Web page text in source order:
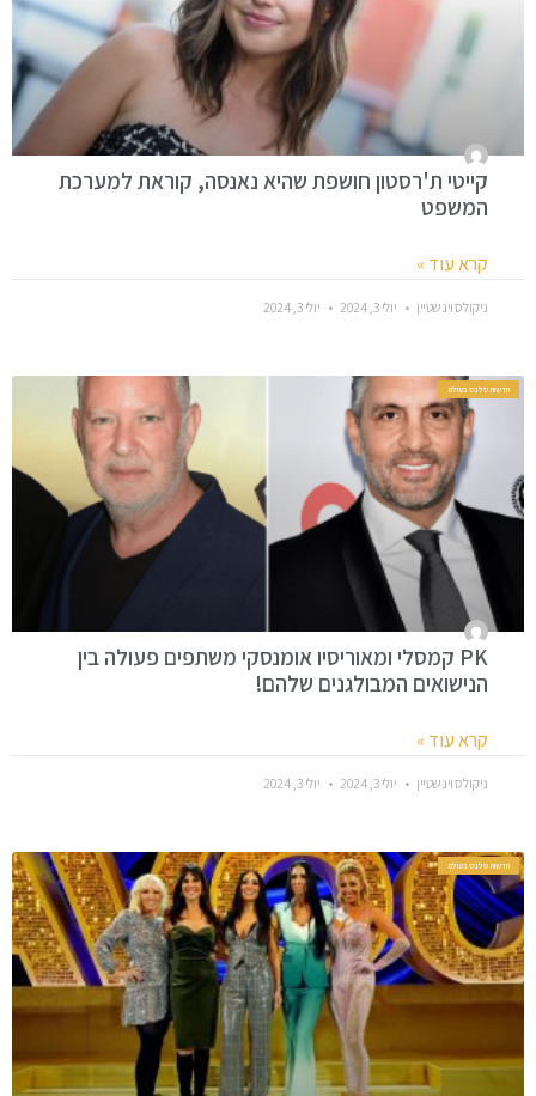
קייטי ת'רסטון חושפת שהיא נאנסה, קוראת למערכת
המשפט
קרא עוד »
ניקולס וינשטיין יולי 3, 2024 יולי 3, 2024
חדשות סלבס בעולם
PK קמסלי ומאוריסיו אומנסקי משתפים פעולה בין
הנישואים המבולגנים שלהם!
קרא עוד »
ניקולס וינשטיין יולי 3, 2024 יולי 3, 2024
חדשות סלבס בעולם